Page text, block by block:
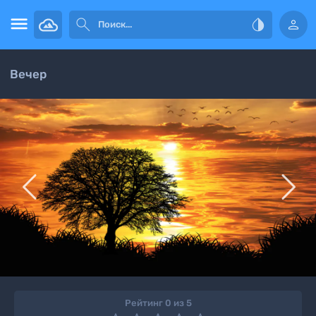
   
Вечер
 
Рейтинг 0 из 5